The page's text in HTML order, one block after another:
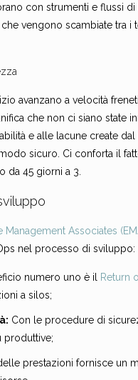
con strumenti e flussi
vengono scambiate tra i
avanzano a velocità
che non ci siano state
e alle lacune create
sicuro. Ci conforta il
da 45 giorni a 3.
Management Associates
nel processo di sviluppo:
numero uno è il Return
a silos;
Con le procedure di
produttive;
prestazioni fornisce un